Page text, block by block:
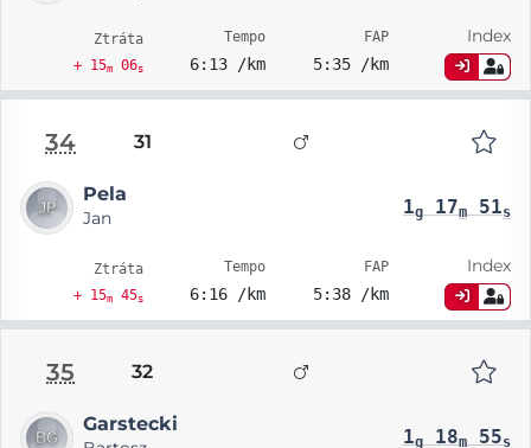
Ztráta
+ 15m06s
Tempo
6:13 /km
FAP
5:35 /km
Index
34 31
Pela
Jan 1g17m51s
Ztráta
+ 15m45s
Tempo
6:16 /km
FAP
5:38 /km
Index
35 32
Garstecki
1g18m55s